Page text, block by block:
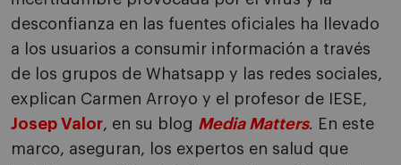
desconfianza en las fuentes oficiales ha llevado
a los usuarios a consumir información a través
de los grupos de Whatsapp y las redes sociales,
explican Carmen Arroyo y el profesor de IESE,
Josep Valor, en su blog Media Matters. En este
marco, aseguran, los expertos en salud que